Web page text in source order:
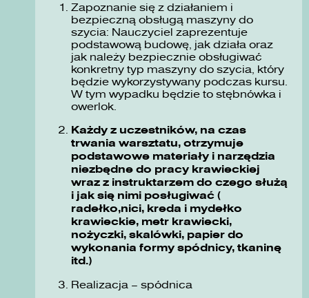
Zapoznanie się z działaniem i
bezpieczną obsługą maszyny do
szycia: Nauczyciel zaprezentuje
podstawową budowę, jak działa oraz
jak należy bezpiecznie obsługiwać
konkretny typ maszyny do szycia, który
będzie wykorzystywany podczas kursu.
W tym wypadku będzie to stębnówka i
owerlok.
Każdy z uczestników, na czas
trwania warsztatu, otrzymuje
podstawowe materiały i narzędzia
niezbędne do pracy krawieckiej
wraz z instruktarzem do czego służą
i jak się nimi posługiwać (
radełko,nici, kreda i mydełko
krawieckie, metr krawiecki,
nożyczki, skalówki, papier do
wykonania formy spódnicy, tkaninę
itd.)
Realizacja – spódnica